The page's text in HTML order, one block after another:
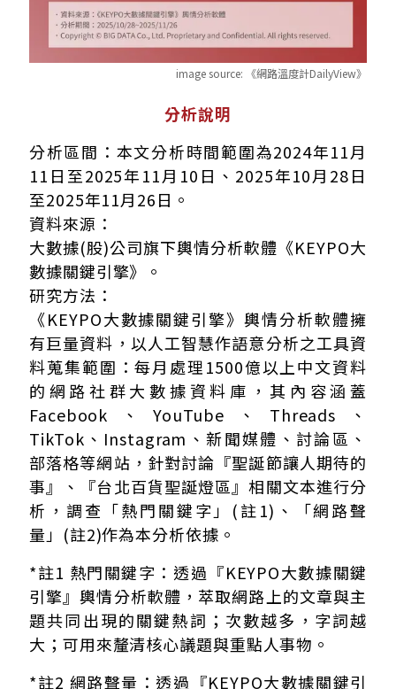
image source: 《網路溫度計DailyView》
分析說明
分析區間：本文分析時間範圍為2024年11月
11日至2025年11月10日、2025年10月28日
至2025年11月26日。
資料來源：
大數據(股)公司旗下輿情分析軟體《KEYPO大
數據關鍵引擎》。
研究方法：
《KEYPO大數據關鍵引擎》輿情分析軟體擁
有巨量資料，以人工智慧作語意分析之工具資
料蒐集範圍：每月處理1500億以上中文資料
的網路社群大數據資料庫，其內容涵蓋
Facebook、YouTube、Threads、
TikTok、Instagram、新聞媒體、討論區、
部落格等網站，針對討論『聖誕節讓人期待的
事』、『台北百貨聖誕燈區』相關文本進行分
析，調查「熱門關鍵字」(註1)、「網路聲
量」(註2)作為本分析依據。
*註1 熱門關鍵字：透過『KEYPO大數據關鍵
引擎』輿情分析軟體，萃取網路上的文章與主
題共同出現的關鍵熱詞；次數越多，字詞越
大；可用來釐清核心議題與重點人事物。
*註2 網路聲量：透過『KEYPO大數據關鍵引